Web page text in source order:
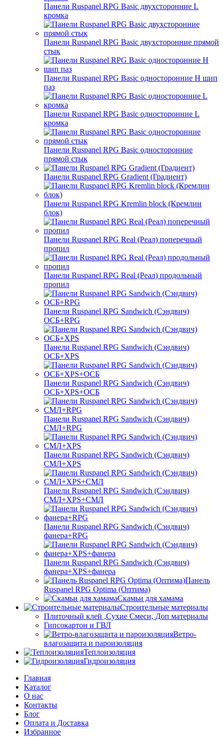
Панели Ruspanel RPG Basic двухсторонние L
кромка
Панели Ruspanel RPG Basic двухсторонние прямой
стык
Панели Ruspanel RPG Basic односторонние H шип
паз
Панели Ruspanel RPG Basic односторонние L
кромка
Панели Ruspanel RPG Basic односторонние
прямой стык
Панели Ruspanel RPG Gradient (Градиент)
Панели Ruspanel RPG Kremlin block (Кремлин
блок)
Панели Ruspanel RPG Real (Реал) поперечный
пропил
Панели Ruspanel RPG Real (Реал) продольный
пропил
Панели Ruspanel RPG Sandwich (Сэндвич)
ОСБ+RPG
Панели Ruspanel RPG Sandwich (Сэндвич)
ОСБ+XPS
Панели Ruspanel RPG Sandwich (Сэндвич)
ОСБ+XPS+ОСБ
Панели Ruspanel RPG Sandwich (Сэндвич)
СМЛ+RPG
Панели Ruspanel RPG Sandwich (Сэндвич)
СМЛ+XPS
Панели Ruspanel RPG Sandwich (Сэндвич)
СМЛ+XPS+СМЛ
Панели Ruspanel RPG Sandwich (Сэндвич)
фанера+RPG
Панели Ruspanel RPG Sandwich (Сэндвич)
фанера+XPS+фанера
Панель
Ruspanel RPG Optima (Оптима)
Скамьи для хамама
Строительные материалы
Плиточный клей ,Сухие Смеси, Доп материалы
Гипсокартон и ГВЛ
Ветро-
влагозащита и пароизоляция
Теплоизоляция
Гидроизоляция
Главная
Каталог
О нас
Контакты
Блог
Оплата и Доставка
Избранное